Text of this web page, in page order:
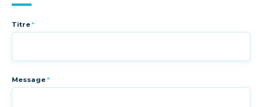
Titre*
Message*